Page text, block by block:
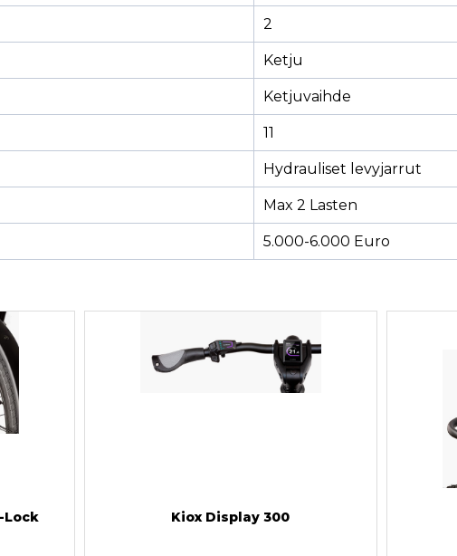
2
Ketju
Ketjuvaihde
11
Hydrauliset levyjarrut
Max 2 Lasten
5.000-6.000 Euro
Lock Kiox Display 300